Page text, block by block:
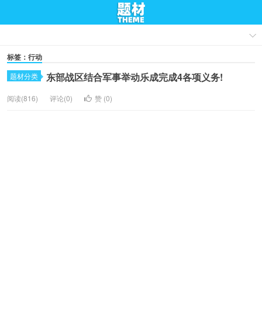
标签：行动
题材分类 东部战区结合军事举动乐成完成4各项义务!
阅读(816) 评论(0) 赞 (0)